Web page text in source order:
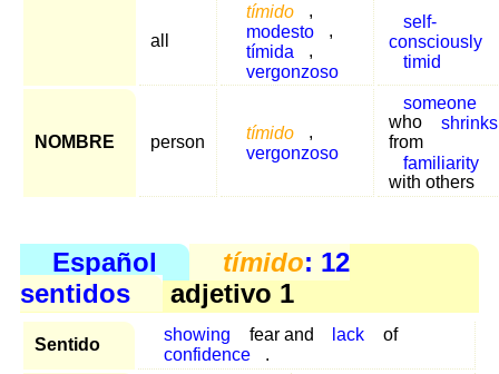
all
tímido
,
modesto
,
tímida
,
vergonzoso
self-
consciously
timid
NOMBRE person
tímido
,
vergonzoso
someone
who
shrinks
from
familiarity
with others
Español tímido: 12
sentidos
adjetivo 1
Sentido
showing fear and lack
of
confidence
.